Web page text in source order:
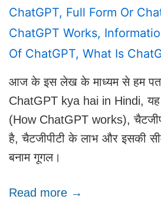
ChatGPT, Full Form Or
ChatGPT Works,
Of ChatGPT, What Is
आज के इस लेख के माध्यम से हम
ChatGPT kya hai in Hindi,
(How ChatGPT works),
है, चैटजीपीटी के लाभ और इसकी
बनाम गूगल।
Read more →